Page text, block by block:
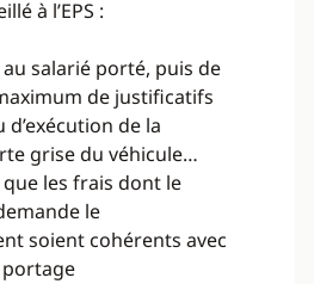
à l’EPS :
salarié porté, puis de
de justificatifs
d’exécution de la
grise du véhicule…
que les frais dont le
le
soient cohérents avec